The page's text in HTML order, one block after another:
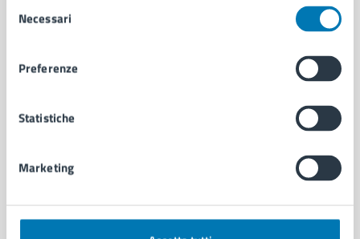
delNecessari
Preferenze
Statistiche
Marketing
Personale amministrativo
Documenti e dati
Ambiente
Autorizzazioni
Educazione e formazione